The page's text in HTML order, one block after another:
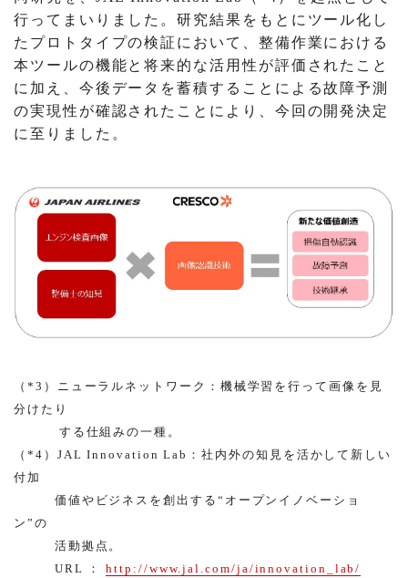
行ってまいりました。研究結果をもとにツール化し
たプロトタイプの検証において、整備作業における
本ツールの機能と将来的な活用性が評価されたこと
に加え、今後データを蓄積することによる故障予測
の実現性が確認されたことにより、今回の開発決定
に至りました。
（*3）ニューラルネットワーク：機械学習を行って画像を見
分けたり
する仕組みの一種。
（*4）JAL Innovation Lab：社内外の知見を活かして新しい
付加
価値やビジネスを創出する“オープンイノベーショ
ン”の
活動拠点。
URL ：http://www.jal.com/ja/innovation_lab/